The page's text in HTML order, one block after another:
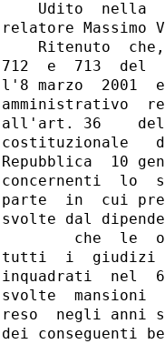
Udito  nella
relatore Massimo
Ritenuto
712  e  713  del
l'8 marzo  2001
amministrativo
all'art. 36
costituzionale
Repubblica  10
concernenti  lo
parte  in  cui
svolte dal
che  le
tutti  i  giudizi
inquadrati  nel
svolte
reso  negli anni
dei conseguenti